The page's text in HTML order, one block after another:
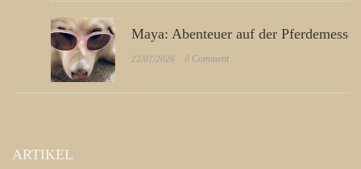
Maya: Abenteuer auf der Pferdemesse
22/07/2026 0Comment
ARTIKEL